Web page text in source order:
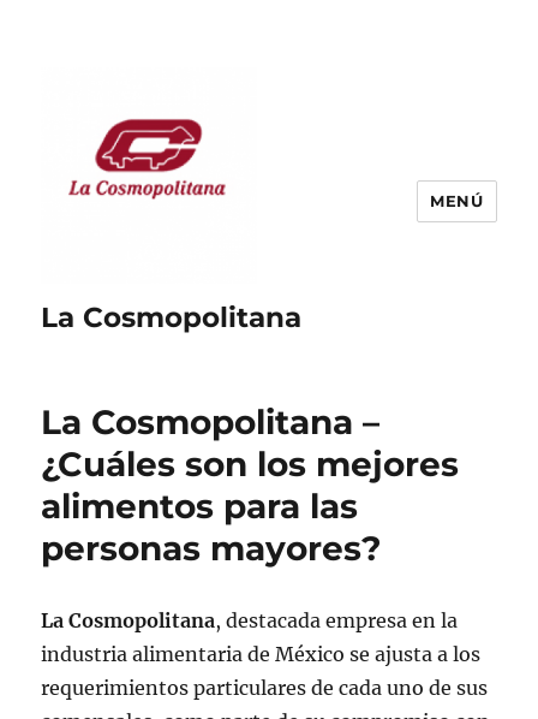
La Cosmopolitana
MENÚ
La Cosmopolitana –
¿Cuáles son los mejores
alimentos para las
personas mayores?
La Cosmopolitana, destacada empresa en la
industria alimentaria de México se ajusta a los
requerimientos particulares de cada uno de sus